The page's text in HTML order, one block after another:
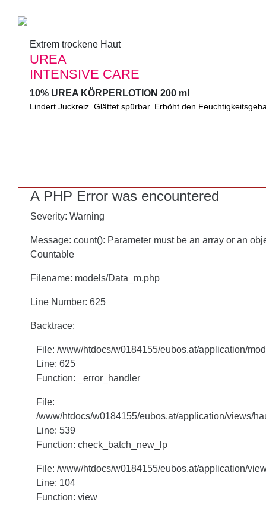
Extrem trockene Haut
UREA
INTENSIVE CARE
10% UREA KÖRPERLOTION 200 ml
Lindert Juckreiz. Glättet spürbar. Erhöht den
Extrem trockene Haut
UREA
INTENSIVE CARE
10% UREA KÖRPERLOTION 200 ml
Lindert Juckreiz. Glättet spürbar. Erhöht den
A PHP Error was encountered
Severity: Warning
Message: count(): Parameter must be an array or an
Countable
Filename: models/Data_m.php
Line Number: 625
Backtrace:
File: /www/htdocs/w0184155/eubos.at/application/
Line: 625
Function: _error_handler
File:
/www/htdocs/w0184155/eubos.at/application/views/
Line: 460
Function: check_batch_new_lp
File: /www/htdocs/w0184155/eubos.at/application/
Line: 104
Function: view
A PHP Error was encountered
Severity: Warning
Message: count(): Parameter must be an array or an
Countable
Filename: models/Data_m.php
Line Number: 625
Backtrace:
File: /www/htdocs/w0184155/eubos.at/application/
Line: 625
Function: _error_handler
File:
/www/htdocs/w0184155/eubos.at/application/views/
Line: 539
Function: check_batch_new_lp
File: /www/htdocs/w0184155/eubos.at/application/
Line: 104
Function: view